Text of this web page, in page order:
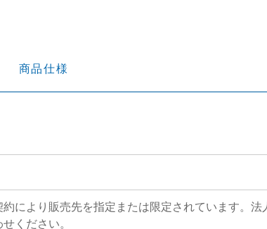
商品仕様
により販売先を指定または限定されています。法
ください。